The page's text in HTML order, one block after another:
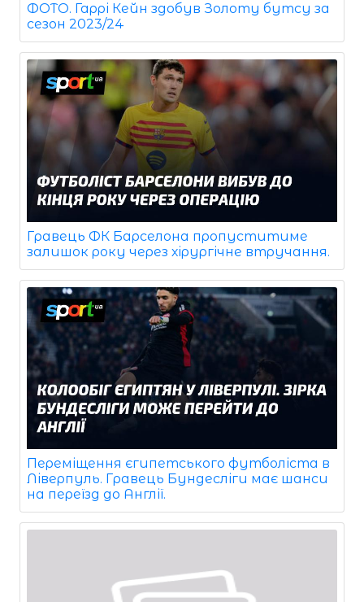
ФОТО. Гаррі Кейн здобув Золоту бутсу за
сезон 2023/24
Гравець ФК Барселона пропуститиме
залишок року через хірургічне втручання.
Переміщення єгипетського футболіста в
Ліверпуль. Гравець Бундесліги має шанси
на переїзд до Англії.